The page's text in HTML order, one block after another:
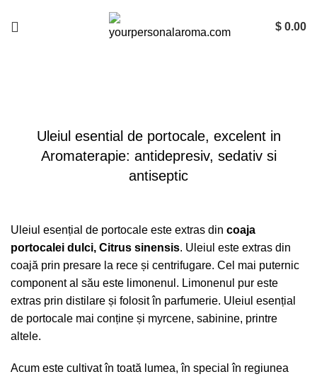
$ 0.00
Uleiul esential de portocale, excelent in
Aromaterapie: antidepresiv, sedativ si
antiseptic
Uleiul esențial de portocale este extras din coaja
portocalei dulci, Citrus sinensis. Uleiul este extras din
coajă prin presare la rece și centrifugare. Cel mai puternic
component al său este limonenul. Limonenul pur este
extras prin distilare și folosit în parfumerie. Uleiul esențial
de portocale mai conține și myrcene, sabinine, printre
altele.
Acum este cultivat în toată lumea, în special în regiunea